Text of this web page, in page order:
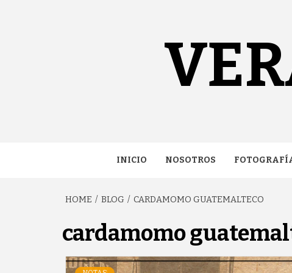
INICIO NOSOTROS
HOME BLOG CARDAMOMO GUATEMALTECO
cardamomo